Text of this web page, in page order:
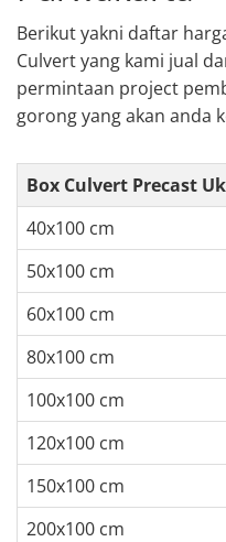
Berikut yakni daftar
Culvert yang kami jual
permintaan project
gorong yang akan anda
Box Culvert Precast
40x100 cm
50x100 cm
60x100 cm
80x100 cm
100x100 cm
120x100 cm
150x100 cm
200x100 cm